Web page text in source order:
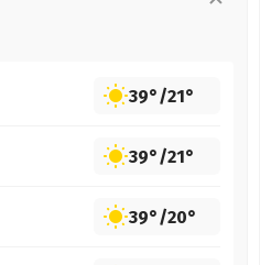
39°/21°
39°/21°
39°/20°